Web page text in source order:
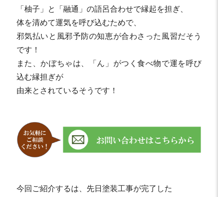
「柚子」と「融通」の語呂合わせで縁起を担ぎ、
体を清めて運気を呼び込むためで、
邪気払いと風邪予防の知恵が合わさった風習だそう
です！
また、かぼちゃは、「ん」がつく食べ物で運を呼び
込む縁担ぎが
由来とされているそうです！
今回ご紹介するは、先日塗装工事が完了した